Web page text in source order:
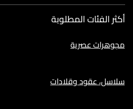
أكثر الفئات المطلوبة
مجوهرات عصرية
سلاسل، عقود وقلادات